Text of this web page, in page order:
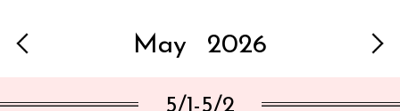
May 2026
5/1-5/2